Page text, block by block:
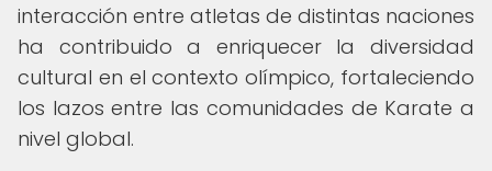
interacción entre atletas de distintas naciones
ha contribuido a enriquecer la diversidad
cultural en el contexto olímpico, fortaleciendo
los lazos entre las comunidades de Karate a
nivel global.